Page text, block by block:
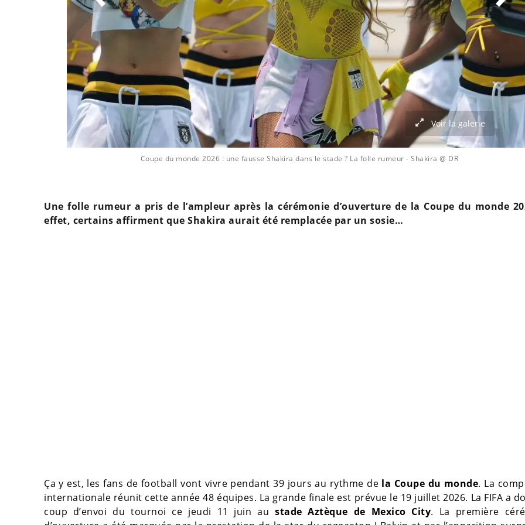
Coupe du monde 2026 : une fausse Shakira dans le stade ? La folle rumeur - Shakira @ DR
Voir la galerie
Une folle rumeur a pris de l’ampleur après la cérémonie d’ouverture de la Coupe du monde
effet, certains affirment que Shakira aurait été remplacée par un sosie…
Ça y est, les fans de football vont vivre pendant 39 jours au rythme de la Coupe du monde. La
internationale réunit cette année 48 équipes. La grande finale est prévue le 19 juillet 2026. La FIFA a
coup d’envoi du tournoi ce jeudi 11 juin austade Aztèque de Mexico City. La première